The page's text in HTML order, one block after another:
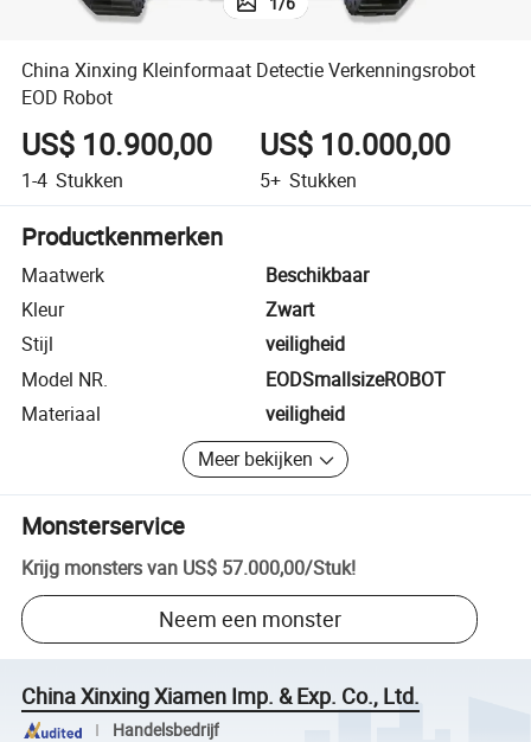
China Xinxing Kleinformaat Detectie Verkenningsrobot
EOD Robot
US$ 10.900,00
1-4 Stukken
US$ 10.000,00
5+ Stukken
Productkenmerken
Maatwerk
Beschikbaar
Kleur
Zwart
Stijl
veiligheid
Model NR.
EODSmallsizeROBOT
Materiaal
veiligheid
Meer bekijken
Monsterservice
Krijg monsters van US$ 57.000,00/Stuk!
Neem een monster
China Xinxing Xiamen Imp. & Exp. Co., Ltd.
Handelsbedrijf